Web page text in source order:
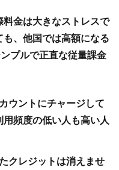
金は大きなストレスで
、他国では高額になる
プルで正直な従量課金
ウントにチャージして
頻度の低い人も高い人
クレジットは消えませ